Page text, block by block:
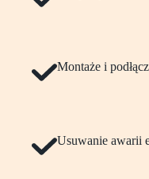
Montaże i
Usuwanie awarii